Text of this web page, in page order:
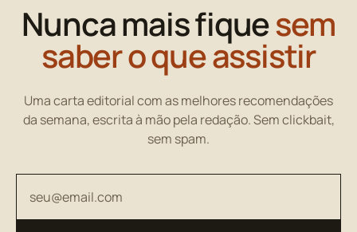
Nunca mais fiquesem
saber o que assistir
Uma carta editorial com as melhores recomendações
da semana, escrita à mão pela redação. Sem clickbait,
sem spam.